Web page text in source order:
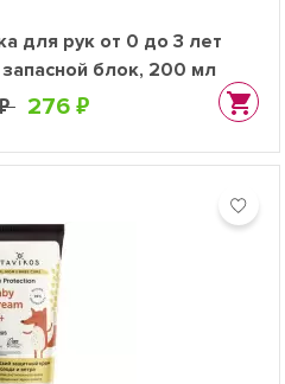
для рук от 0 до 3 лет
блок, 200 мл
276 ₽